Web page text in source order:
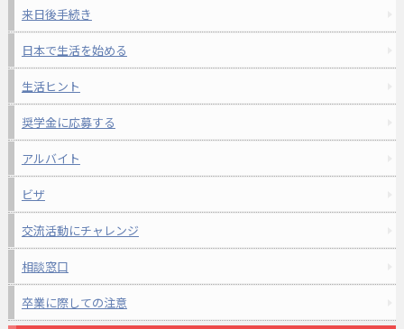
来日後手続き
日本で生活を始める
生活ヒント
奨学金に応募する
アルバイト
ビザ
交流活動にチャレンジ
相談窓口
卒業に際しての注意